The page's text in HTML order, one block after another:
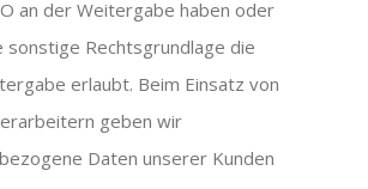
an der Weitergabe haben oder
sonstige Rechtsgrundlage die
erlaubt. Beim Einsatz von
geben wir
Daten unserer Kunden